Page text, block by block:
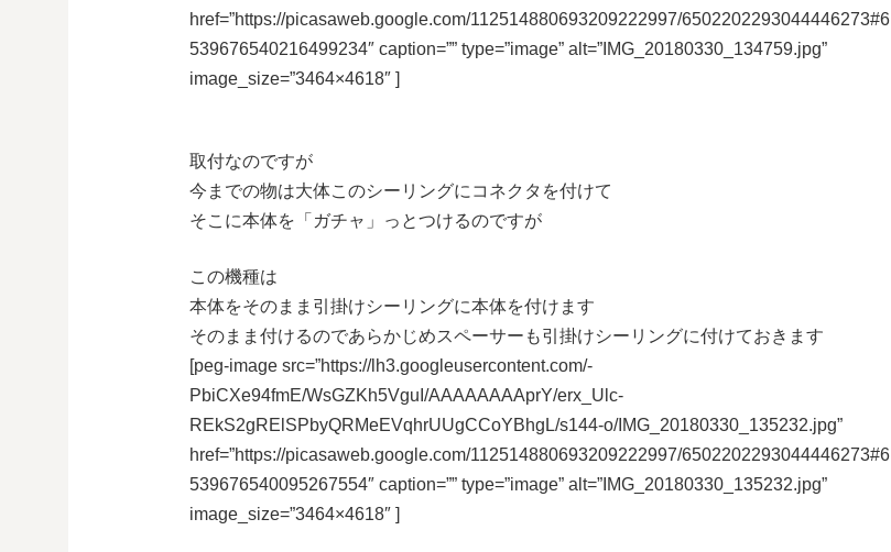
href=”https://picasaweb.google.com/112514880693209222997/6502202293044446273#6
539676540216499234″ caption=”” type=”image” alt=”IMG_20180330_134759.jpg”
image_size=”3464×4618″ ]
取付なのですが
今までの物は大体このシーリングにコネクタを付けて
そこに本体を「ガチャ」っとつけるのですが
この機種は
本体をそのまま引掛けシーリングに本体を付けます
そのまま付けるのであらかじめスペーサーも引掛けシーリングに付けておきます
[peg-image src=”https://lh3.googleusercontent.com/-
PbiCXe94fmE/WsGZKh5VguI/AAAAAAAAprY/erx_Ulc-
REkS2gRElSPbyQRMeEVqhrUUgCCoYBhgL/s144-o/IMG_20180330_135232.jpg”
href=”https://picasaweb.google.com/112514880693209222997/6502202293044446273#6
539676540095267554″ caption=”” type=”image” alt=”IMG_20180330_135232.jpg”
image_size=”3464×4618″ ]